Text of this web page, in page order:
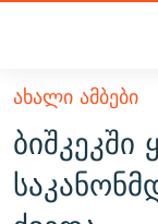
მთავარ
შინაარსზე
დაბრუნება
მთავარ
ᲐᲮᲐᲚᲘ ᲐᲛᲑᲔᲑᲘ
ᲗᲔᲛᲔᲑᲘ
ᲞᲝᲚᲘᲢᲘᲙᲐ
ᲕᲘᲓᲔᲝ
ᲐᲮᲐᲚᲘ ᲐᲛᲑᲔᲑᲘ
ბიშკეკში